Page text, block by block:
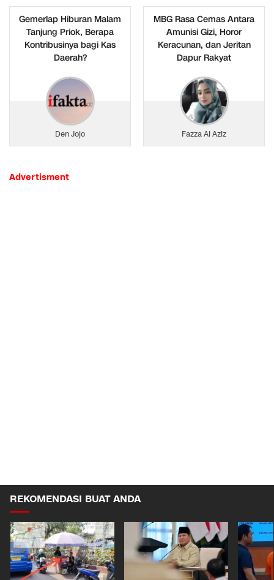
Gemerlap Hiburan Malam
Tanjung Priok, Berapa
Kontribusinya bagi Kas
Daerah?
Den Jojo
MBG Rasa Cemas Antara
Amunisi Gizi, Horor
Keracunan, dan Jeritan
Dapur Rakyat
Fazza Al Aziz
Advertisment
REKOMENDASI BUAT ANDA